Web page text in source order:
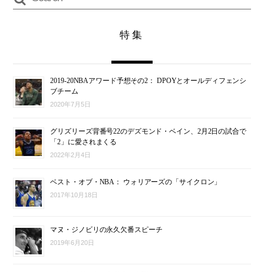
特集
2019-20NBAアワード予想その2： DPOYとオールディフェンシ
ブチーム
2020年7月5日
グリズリーズ背番号22のデズモンド・ベイン、2月2日の試合で
「2」に愛されまくる
2022年2月4日
ベスト・オブ・NBA： ウォリアーズの「サイクロン」
2017年10月18日
マヌ・ジノビリの永久欠番スピーチ
2019年6月20日